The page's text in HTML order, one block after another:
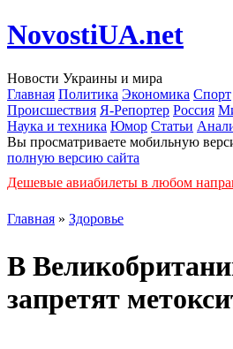
NovostiUA.net
Новости Украины и мира
Главная Политика Экономика Спорт
Происшествия Я-Репортер Россия
Наука и техника Юмор Статьи
Вы просматриваете мобильную
полную версию сайта
Дешевые авиабилеты в любом
Главная » Здоровье
В
запретят